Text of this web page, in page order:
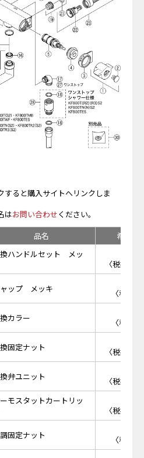
すると購入サイトへリンクしま
はお問い合わせください。
品名 希望小
ハンドルセット メッ
〈税抜価
ップ メッキ
〈税抜
カラー
〈税抜
固定ナット
〈税抜価
弁ユニット
〈税抜価
モスタットカートリッ
〈税抜価
固定ナット
〈税抜